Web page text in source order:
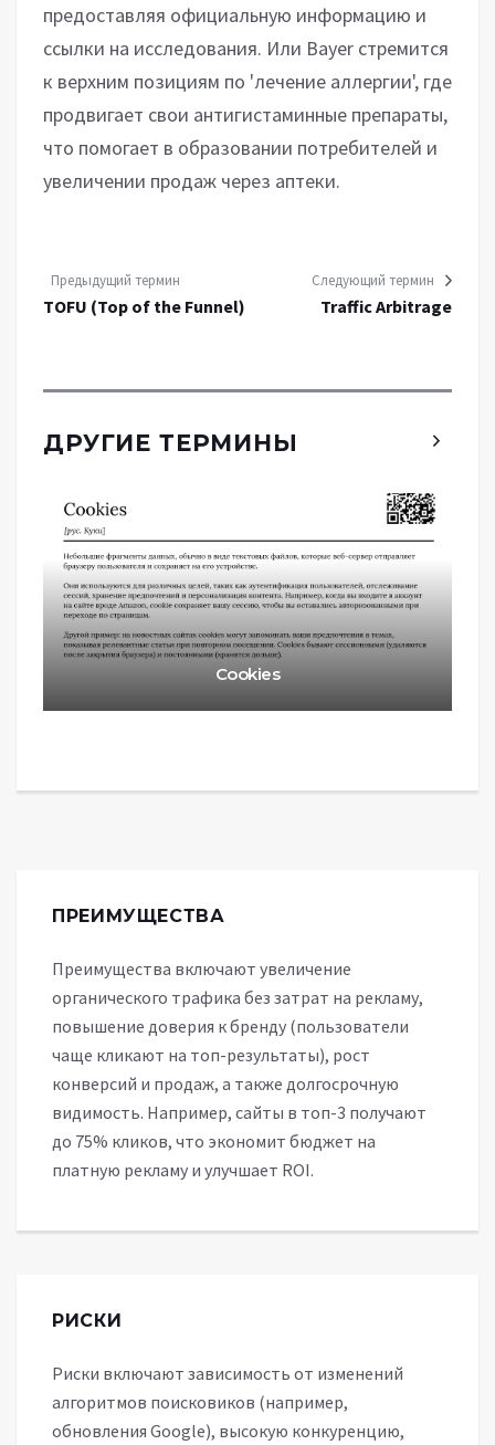
предоставляя официальную информацию и
ссылки на исследования. Или Bayer стремится
к верхним позициям по 'лечение аллергии', где
продвигает свои антигистаминные препараты,
что помогает в образовании потребителей и
увеличении продаж через аптеки.
Предыдущий термин
TOFU (Top of the Funnel)
Следующий термин
Traffic Arbitrage
ДРУГИЕ ТЕРМИНЫ
Cookies
ПРЕИМУЩЕСТВА
Преимущества включают увеличение
органического трафика без затрат на рекламу,
повышение доверия к бренду (пользователи
чаще кликают на топ-результаты), рост
конверсий и продаж, а также долгосрочную
видимость. Например, сайты в топ-3 получают
до 75% кликов, что экономит бюджет на
платную рекламу и улучшает ROI.
РИСКИ
Риски включают зависимость от изменений
алгоритмов поисковиков (например,
обновления Google), высокую конкуренцию,